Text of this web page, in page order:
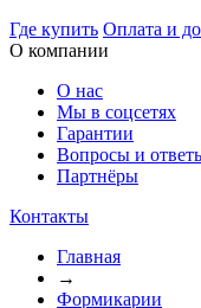
Где купить Оплата и
О компании
О нас
Мы в соцсетях
Гарантии
Вопросы и
Партнёры
Контакты
Главная
→
Формикарии